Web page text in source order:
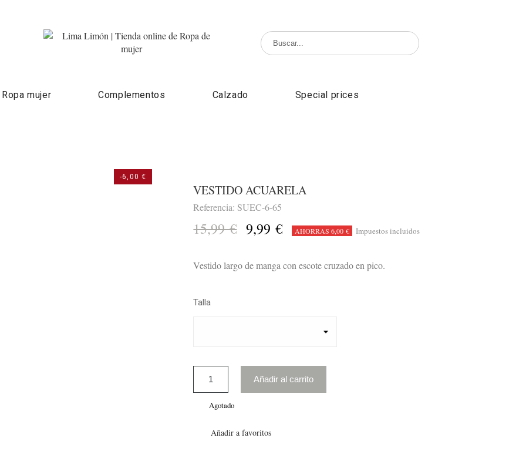
Ropa mujer Complementos Calzado Special prices
-6,00 €
VESTIDO ACUARELA
Referencia: SUEC-6-65
15,99 € 9,99 € AHORRAS 6,00 € Impuestos incluidos
Vestido largo de manga con escote cruzado en pico.
Talla
Añadir al carrito
Agotado
Añadir a favoritos